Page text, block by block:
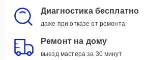
Диагностика бесплатно
даже при отказе от ремонта
Ремонт на дому
выезд мастера за 30 минут